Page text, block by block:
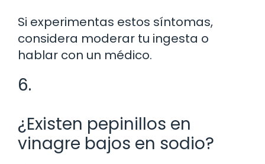
Si experimentas estos síntomas,
considera moderar tu ingesta o
hablar con un médico.
6.
¿Existen pepinillos en
vinagre bajos en sodio?